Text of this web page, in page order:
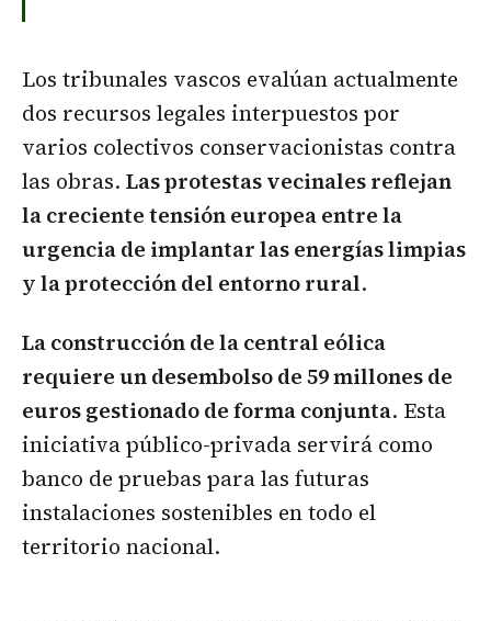
Los tribunales vascos evalúan actualmente
dos recursos legales interpuestos por
varios colectivos conservacionistas contra
las obras. Las protestas vecinales reflejan
la creciente tensión europea entre la
urgencia de implantar las energías limpias
y la protección del entorno rural.
La construcción de la central eólica
requiere un desembolso de 59 millones de
euros gestionado de forma conjunta. Esta
iniciativa público-privada servirá como
banco de pruebas para las futuras
instalaciones sostenibles en todo el
territorio nacional.